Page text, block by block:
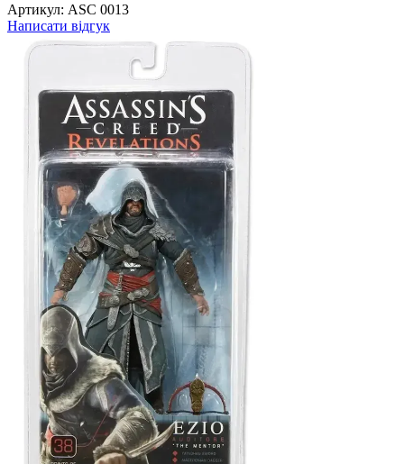
Артикул: ASC 0013
Написати відгук